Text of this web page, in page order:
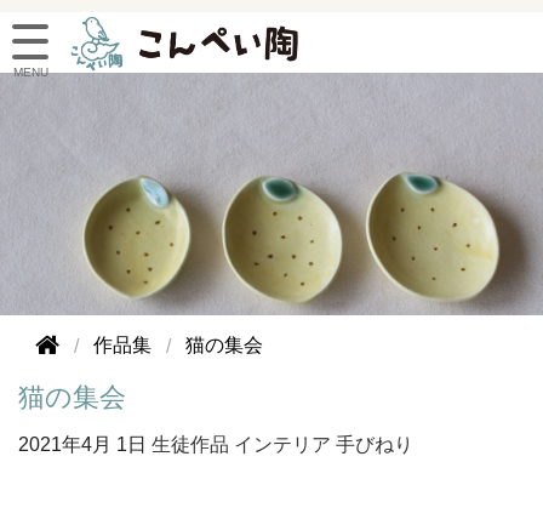
作品集 猫の集会
猫の集会
2021年4月 1日 生徒作品 インテリア 手びねり